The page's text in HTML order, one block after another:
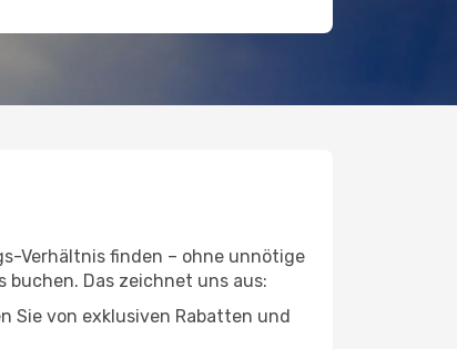
Verhältnis finden – ohne unnötige
buchen. Das zeichnet uns aus:
Sie von exklusiven Rabatten und